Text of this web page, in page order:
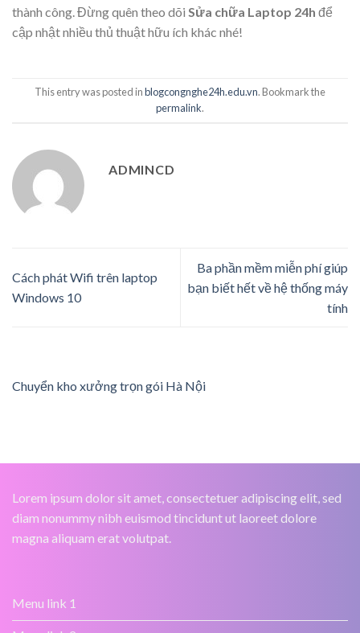
thành công. Đừng quên theo dõi Sửa chữa Laptop 24h để
cập nhật nhiều thủ thuật hữu ích khác nhé!
This entry was posted inblogcongnghe24h.edu.vn. Bookmark the
permalink.
ADMINCD
Cách phát Wifi trên laptop
Windows 10
Ba phần mềm miễn phí giúp
bạn biết hết về hệ thống máy
tính
Chuyển kho xưởng trọn gói Hà Nội
Lorem ipsum dolor sit amet, consectetuer adipiscing elit, sed
diam nonummy nibh euismod tincidunt ut laoreet dolore
magna aliquam erat volutpat.
Menu link 1